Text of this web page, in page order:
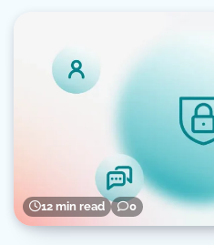
12 min read 0